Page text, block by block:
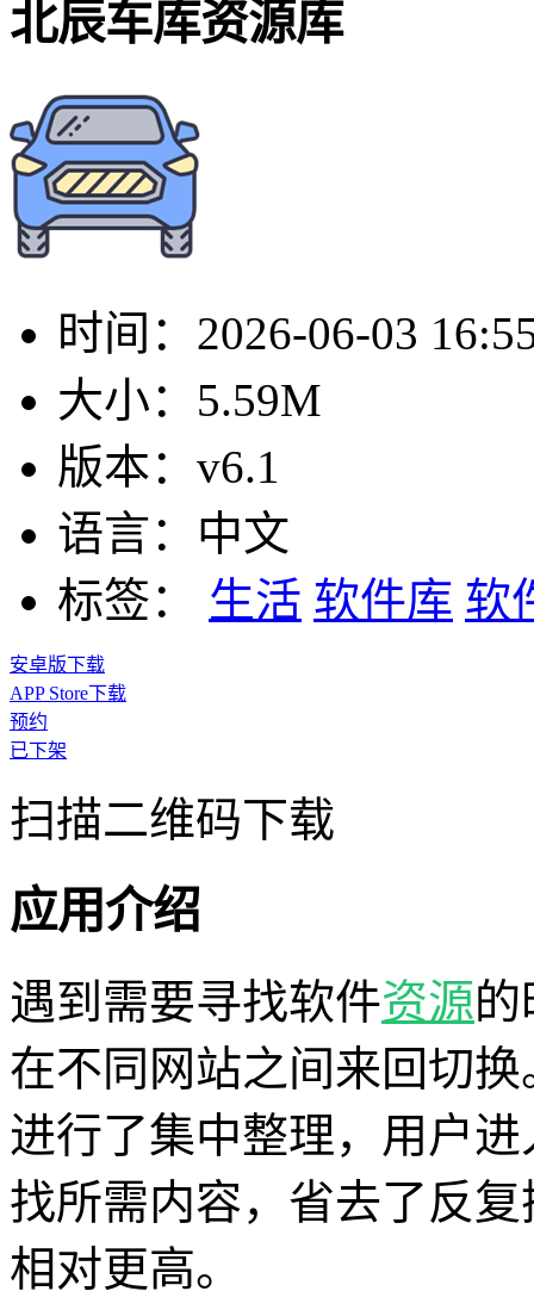
北辰车库资源库
时间： 2026-06-03
大小： 5.59M
版本： v6.1
语言： 中文
标签：
生活 软件库 软
安卓版下载
APP Store下载
预约
已下架
扫描二维码下载
应用介绍
遇到需要寻找软件资源
在不同网站之间来回切换
进行了集中整理，用户
找所需内容，省去了反
相对更高。